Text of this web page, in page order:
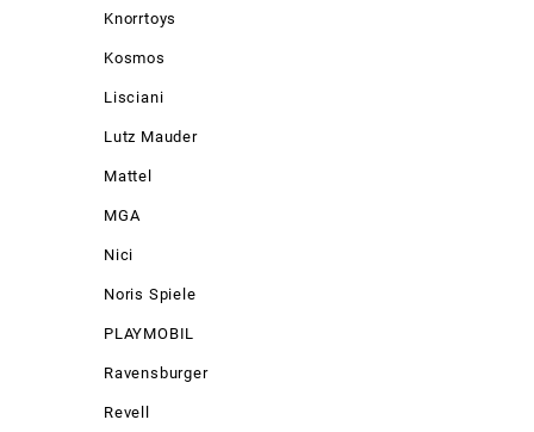
Knorrtoys
Kosmos
Lisciani
Lutz Mauder
Mattel
MGA
Nici
Noris Spiele
PLAYMOBIL
Ravensburger
Revell